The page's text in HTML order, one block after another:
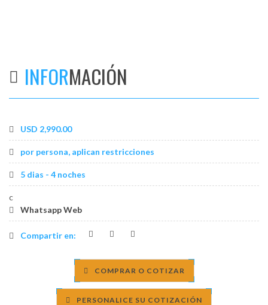
INFORMACIÓN
USD 2,990.00
por persona, aplican restricciones
5 dias - 4 noches
c
Whatsapp Web
Compartir en:
COMPRAR O COTIZAR
PERSONALICE SU COTIZACIÓN